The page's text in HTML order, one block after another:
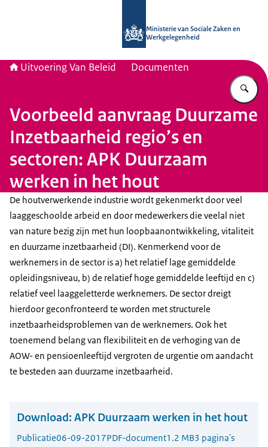
Ministerie van Sociale Zaken en
Werkgelegenheid
Uitvoering Van Beleid Documenten
Voorbeeld aanvraag Duurzame
Inzetbaarheid regio’s en
sectoren: APK Duurzaam
werken in het hout
De houtverwerkende industrie wordt gekenmerkt door veel
laaggeschoolde arbeid en door medewerkers die veelal niet
van nature bezig zijn met hun loopbaanontwikkeling, vitaliteit
en duurzame inzetbaarheid (DI). Kenmerkend voor de
werknemers in de sector is a) het relatief lage gemiddelde
opleidingsniveau, b) de relatief hoge gemiddelde leeftijd en c)
relatief veel laaggeletterde werknemers. De sector dreigt
hierdoor geconfronteerd te worden met structurele
inzetbaarheidsproblemen van de werknemers. Ook het
toenemend belang van flexibiliteit en de verhoging van de
AOW- en pensioenleeftijd vergroten de urgentie om aandacht
te besteden aan duurzame inzetbaarheid.
Download: APK Duurzaam werken in het hout
Publicatie06-09-2017PDF-document1.2 MB3 pagina's